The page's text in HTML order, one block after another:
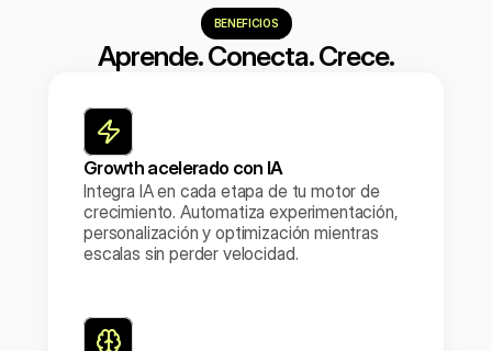
BENEFICIOS
Aprende. Conecta. Crece.
Growth acelerado con IA
Integra IA en cada etapa de tu motor de
crecimiento. Automatiza experimentación,
personalización y optimización mientras
escalas sin perder velocidad.